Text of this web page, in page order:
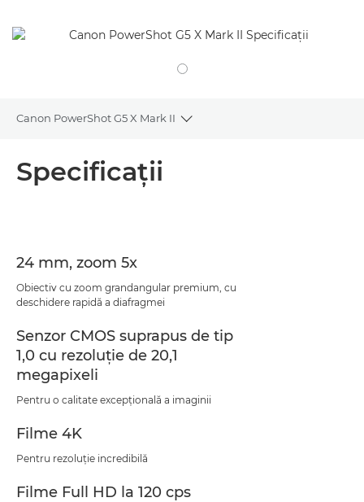
Canon PowerShot G5 X Mark II
Toggle breadcrumbs
Prezentare generală
Specificaţii
24 mm, zoom 5x
Obiectiv cu zoom grandangular premium, cu
deschidere rapidă a diafragmei
Senzor CMOS suprapus de tip
1,0 cu rezoluţie de 20,1
megapixeli
Pentru o calitate excepţională a imaginii
Filme 4K
Pentru rezoluţie incredibilă
Filme Full HD la 120 cps